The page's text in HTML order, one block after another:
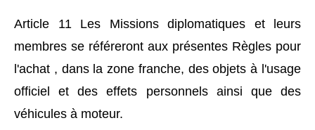
Article 11 Les Missions diplomatiques et leurs
membres se référeront aux présentes Règles pour
l'achat , dans la zone franche, des objets à l'usage
officiel et des effets personnels ainsi que des
véhicules à moteur.